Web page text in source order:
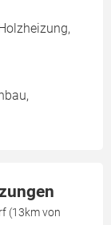
(13km von